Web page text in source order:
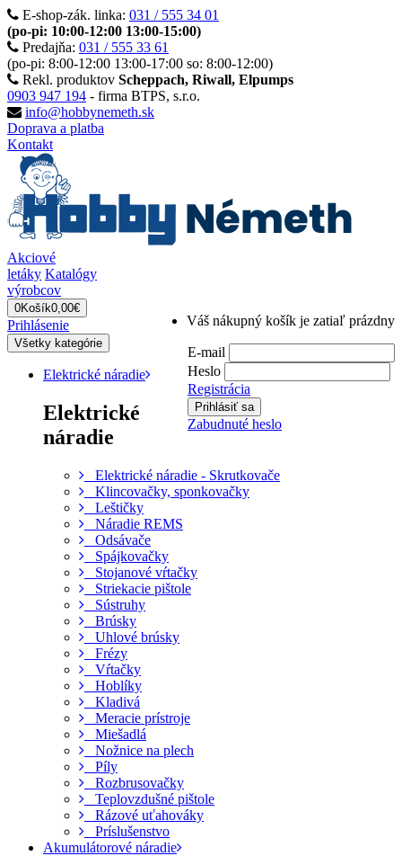
E-shop-zák. linka: 031 / 555 34 01
(po-pi: 10:00-12:00 13:00-15:00)
Predajňa: 031 / 555 33 61
(po-pi: 8:00-12:00 13:00-17:00 so: 8:00-12:00)
Rekl. produktov Scheppach, Riwall, Elpumps
0903 947 194 - firma BTPS, s.r.o.
info@hobbynemeth.sk
Doprava a platba
Kontakt
Akciové
letáky Katalógy
výrobcov
0Košík0,00€
Váš nákupný košík je zatiaľ prázdny
Prihlásenie
E-mail
Heslo
Registrácia
Zabudnuté heslo
Všetky kategórie
Elektrické náradie
Elektrické
náradie
Elektrické náradie - Skrutkovače
Klincovačky, sponkovačky
Leštičky
Náradie REMS
Odsávače
Spájkovačky
Stojanové vŕtačky
Striekacie pištole
Sústruhy
Brúsky
Uhlové brúsky
Frézy
Vŕtačky
Hoblíky
Kladivá
Meracie prístroje
Miešadlá
Nožnice na plech
Píly
Rozbrusovačky
Teplovzdušné pištole
Rázové uťahováky
Príslušenstvo
Akumulátorové náradie